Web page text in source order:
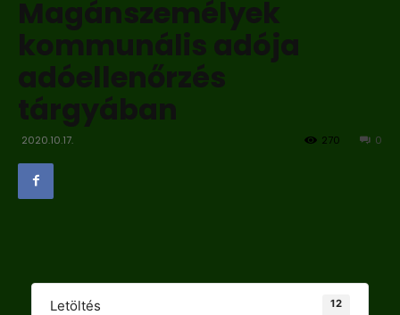
Magánszemélyek
kommunális adója
adóellenőrzés
tárgyában
2020.10.17. 0
270
Letöltés 12